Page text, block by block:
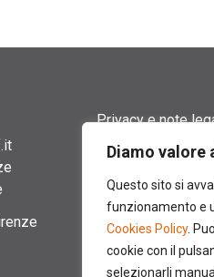
Diamo valore
Questo sito si
funzionamento e
Cookies Policy.
cookie con il
selezionarli
Privacy e note
Termini di utilizzo
Cookie policy
Contatti